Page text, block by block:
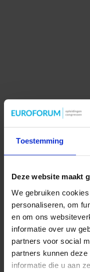
Toestemming
Deze website maakt
We gebruiken
personaliseren, om
en om ons
informatie over uw
partners voor social
partners kunnen
informatie die u aan